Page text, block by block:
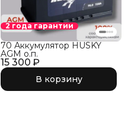
2 года гарантии
15 300 ₽
70 Аккумулятор HUSKY
AGM о.п.
В корзину